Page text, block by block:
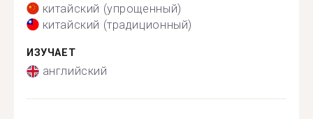
китайский (упрощенный)
китайский (традиционный)
ИЗУЧАЕТ
английский